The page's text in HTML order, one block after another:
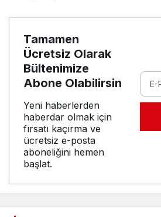
Tamamen
Ücretsiz Olarak
Bültenimize
Abone Olabilirsin
Yeni haberlerden
haberdar olmak için
fırsatı kaçırma ve
ücretsiz e-posta
aboneliğini hemen
başlat.